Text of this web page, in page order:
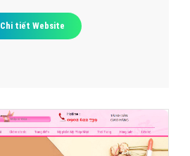
Chi tiết Website